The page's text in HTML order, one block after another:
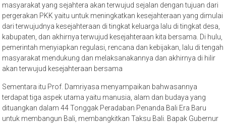
masyarakat yang sejahtera akan terwujud sejalan dengan tujuan dari
pergerakan PKK yaitu untuk meningkatkan kesejahteraan yang dimulai
dari terwujudnya kesejahteraan di tingkat keluarga lalu di tingkat desa,
kabupaten, dan akhirnya terwujud kesejahteraan kita bersama. Di hulu,
pemerintah menyiapkan regulasi, rencana dan kebijakan, lalu di tengah
masyarakat mendukung dan melaksanakannya dan akhirnya di hilir
akan terwujud kesejahteraan bersama
Sementara itu Prof. Damriyasa menyampaikan bahwasannya
terdapat tiga aspek utama yaitu manusia, alam dan budaya yang
dituangkan dalam 44 Tonggak Peradaban Penanda Bali Era Baru
untuk membangun Bali, membangkitkan Taksu Bali. Bapak Gubernur